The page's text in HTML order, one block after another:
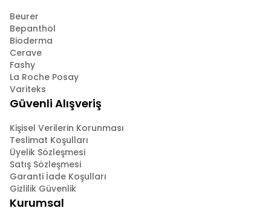
Beurer
Bepanthol
Bioderma
Cerave
Fashy
La Roche Posay
Variteks
Güvenli Alışveriş
Kişisel Verilerin Korunması
Teslimat Koşulları
Üyelik Sözleşmesi
Satış Sözleşmesi
Garanti İade Koşulları
Gizlilik Güvenlik
Kurumsal